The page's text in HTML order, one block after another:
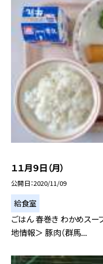
１１月９日（月）
公開日 2020/11/09
給食室
ごはん 春巻き わかめスー
地情報＞ 豚肉（群馬...